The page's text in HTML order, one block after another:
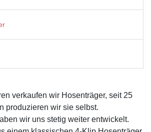
verkaufen wir Hosenträger, seit 25
produzieren wir sie selbst.
wir uns stetig weiter entwickelt.